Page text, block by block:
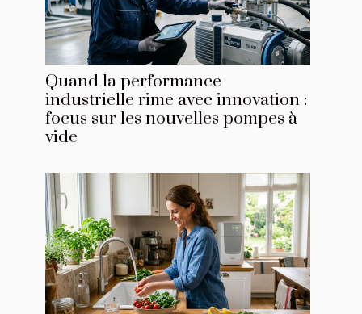
Quand la performance
industrielle rime avec innovation :
focus sur les nouvelles pompes à
vide